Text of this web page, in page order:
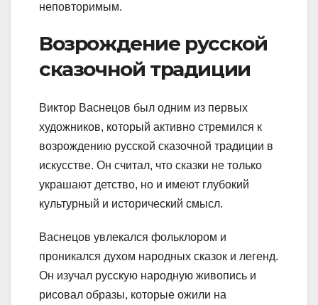
неповторимым.
Возрождение русской
сказочной традиции
Виктор Васнецов был одним из первых
художников, который активно стремился к
возрождению русской сказочной традиции в
искусстве. Он считал, что сказки не только
украшают детство, но и имеют глубокий
культурный и исторический смысл.
Васнецов увлекался фольклором и
проникался духом народных сказок и легенд.
Он изучал русскую народную живопись и
рисовал образы, которые ожили на